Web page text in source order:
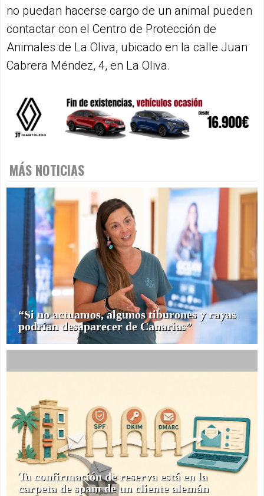
no puedan hacerse cargo de un animal pueden
contactar con el Centro de Protección de
Animales de La Oliva, ubicado en la calle Juan
Cabrera Méndez, 4, en La Oliva.
MÁS NOTICIAS
“Si no actuamos, algunos tiburones y rayas
podrían desaparecer de Canarias”
Tu confirmación de reserva está en la
carpeta de spam de un cliente alemán